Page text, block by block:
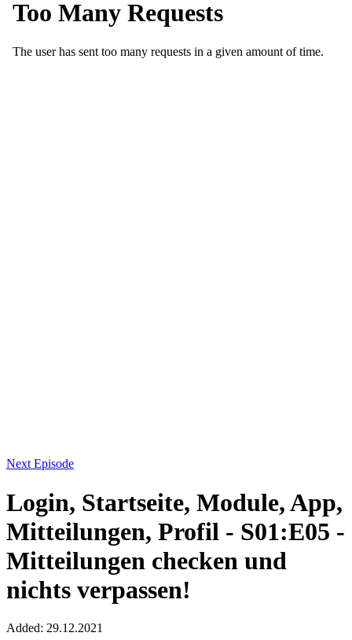
Next Episode
Login, Startseite, Module, App,
Mitteilungen, Profil - S01:E05 -
Mitteilungen checken und
nichts verpassen!
Added: 29.12.2021